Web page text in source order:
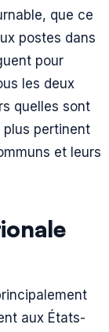
que ce
postes dans
pour
les deux
quelles sont
pertinent
et leurs
aux États-